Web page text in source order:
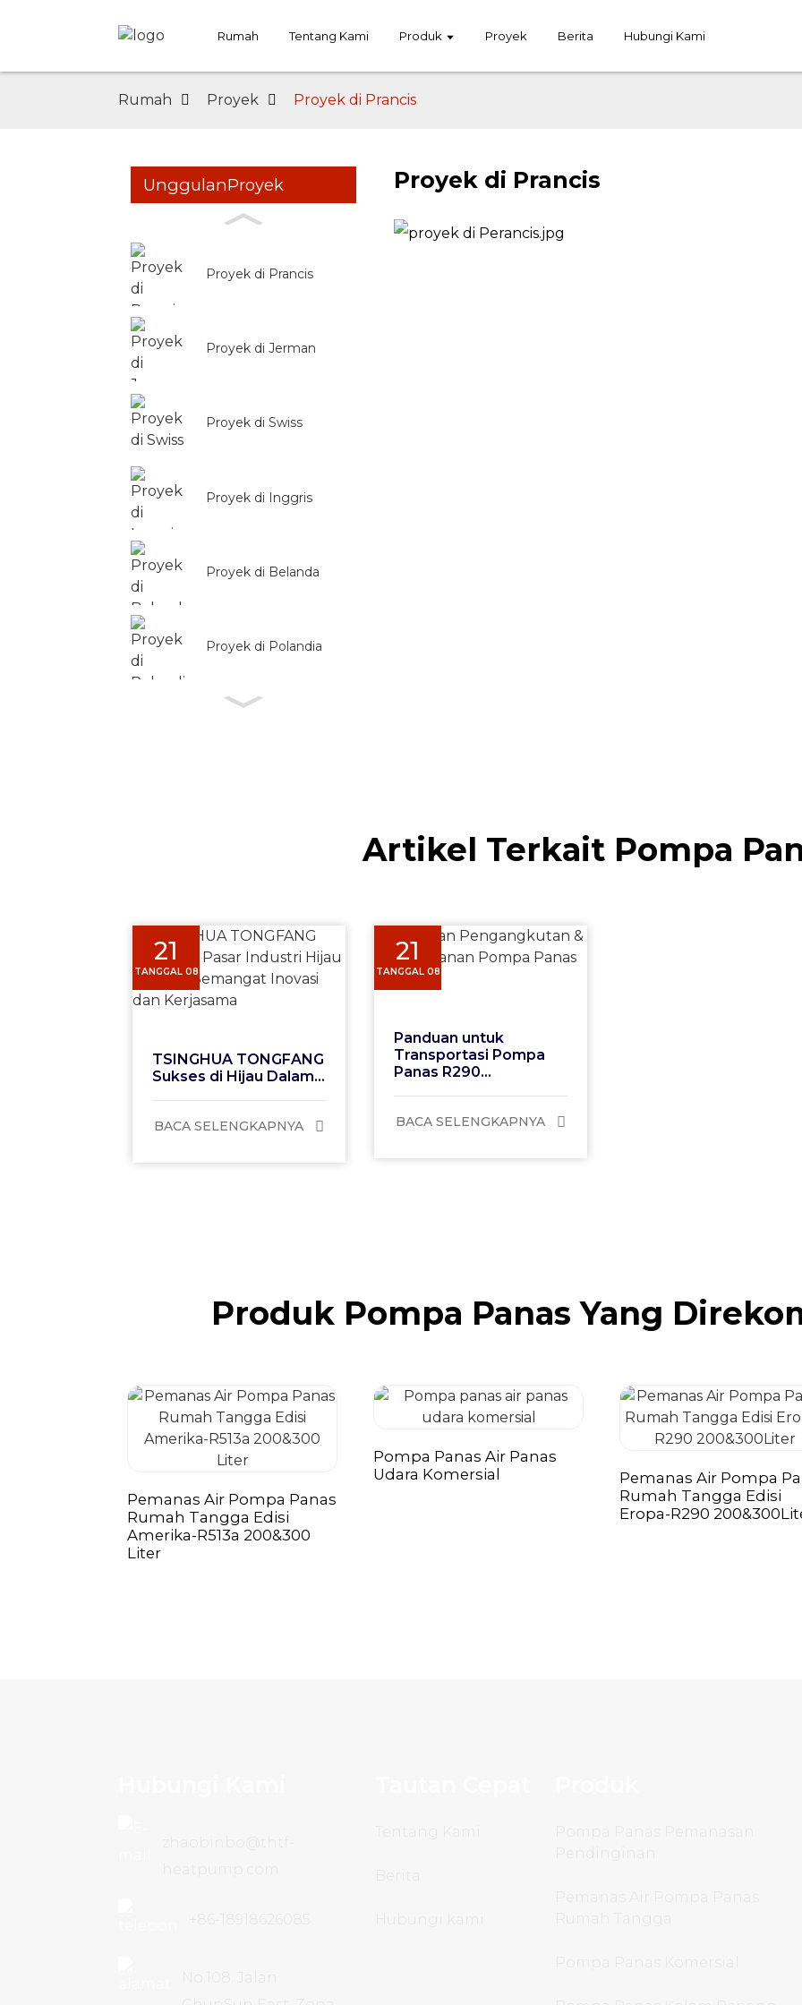
Rumah Tentang Kami Produk Proyek Berita Hubungi Kami
Rumah Proyek Proyek di Prancis
UnggulanProyek
Proyek di Prancis
Proyek di Jerman
Proyek di Swiss
Proyek di Inggris
Proyek di Belanda
Proyek di Polandia
Proyek di Prancis
Artikel Terkait Pompa
21
TANGGAL 08
TSINGHUA TONGFANG
Sukses di Hijau Dalam...
BACA SELENGKAPNYA
21
TANGGAL 08
Panduan untuk
Transportasi Pompa
Panas R290...
BACA SELENGKAPNYA
Produk Pompa Panas Yang
Pemanas Air Pompa Panas
Rumah Tangga Edisi
Amerika-R513a 200&300
Liter
Pompa Panas Air Panas
Udara Komersial
Pemanas Air Pompa
Rumah Tangga Edisi
Eropa-R290